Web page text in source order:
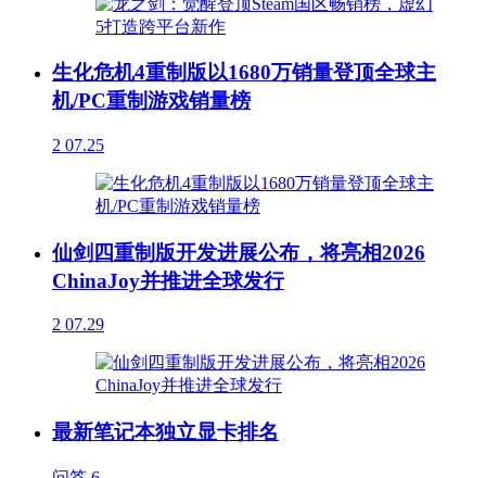
生化危机4重制版以1680万销量登顶全球主
机/PC重制游戏销量榜
2 07.25
仙剑四重制版开发进展公布，将亮相2026
ChinaJoy并推进全球发行
2 07.29
最新笔记本独立显卡排名